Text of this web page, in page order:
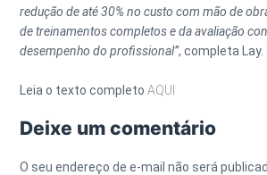
redução de até 30% no custo com mão de
de treinamentos completos e da avaliação
desempenho do profissional”, completa Lay.
Leia o texto completoAQUI
Deixe um comentário
O seu endereço de e-mail não será